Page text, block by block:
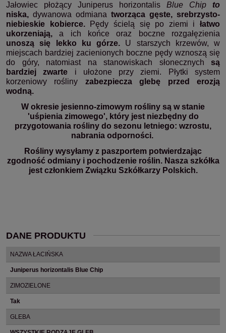
Jałowiec płożący Juniperus horizontalis Blue Chip to
niska, dywanowa odmiana tworząca gęste, srebrzysto-
niebieskie
kobierce.Pędy ścielą się po ziemi i łatwo
ukorzeniają, a ich końce oraz boczne rozgałęzienia
unoszą się lekko ku górze. U starszych krzewów, w
miejscach bardziej zacienionych boczne pędy wznoszą się
do góry, natomiast na stanowiskach słonecznych są
bardziej zwarte i ułożone przy ziemi. Płytki system
korzeniowy rośliny zabezpiecza glebę przed erozją
wodną.
W okresie jesienno-zimowym rośliny są w stanie
'uśpienia zimowego', który jest niezbędny do
przygotowania rośliny do sezonu letniego: wzrostu,
nabrania odporności.
Rośliny wysyłamy z paszportem potwierdzając
zgodność odmiany i pochodzenie roślin. Nasza szkółka
jest członkiem Związku Szkółkarzy Polskich.
DANE PRODUKTU
NAZWA ŁACIŃSKA
Juniperus horizontalis Blue Chip
ZIMOZIELONE
Tak
GLEBA